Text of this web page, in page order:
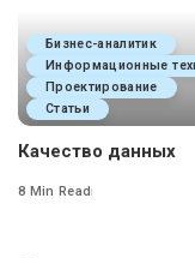
Бизнес-аналитик
Информационные
Проектирование
Статьи
Качество данных
8 Min Read